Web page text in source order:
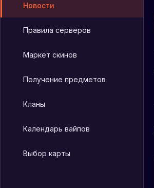
Новости
Правила серверов
Маркет скинов
Получение предметов
Кланы
Календарь вайпов
Выбор карты